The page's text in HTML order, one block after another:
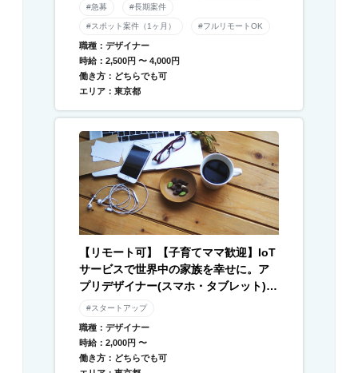
#急募 #長期案件
#スポット案件（1ヶ月） #フルリモートOK
職種：デザイナー
時給：2,500円 〜 4,000円
働き方：どちらでも可
エリア：東京都
【リモート可】【子育てママ歓迎】IoT
サービスで世界中の家族を幸せに。ア
プリデザイナー(スマホ・タブレット) /
Webデザイナー募集
#スタートアップ
職種：デザイナー
時給：2,000円 〜
働き方：どちらでも可